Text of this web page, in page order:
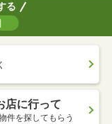
る
店に行って
件を探してもらう